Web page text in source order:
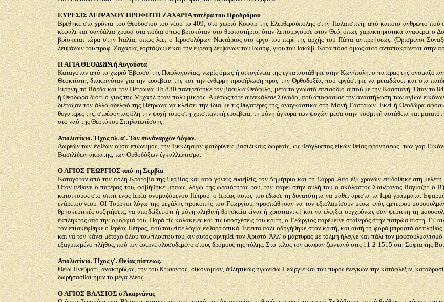
ΕΥΡΕΣΙΣ ΛΕΙΨΑΝΟΥ ΠΡΟΦΗΤΗ ΖΑΧΑΡΙΑ πατέρα του Προδρόμου
Βρέθηκε στα χρόνια του Θεοδοσίου του νέου το 409, στο χωριό Κοφάρ της Ελευθερούπολης στην Παλαιστίνη, από κάποιο άνθρωπο
κεφάλι και σανδάλια χρυσά στα πόδια όπως βρισκόταν στο θυσιαστήριο, όταν λειτουργούσε στον Θεό, όπως χαρακτηριστικά αναφέρει ο
βρίσκεται τώρα στην Ιταλία, όπως λέει ο Ιεροσολύμων Νεκτάριος στο έργο του περί της αρχής του Πάπα αντιρρήσεως. (Όρισμένοι
λειψάνων του προφ. Ζαχαρία, εορτάζουμε και την εύρεση λειψάνων του Ιωσήφ, γιου του Ιακώβ. Κατά πόσο όμως αυτό ανταποκρίνεται στην
Η ΑΓΙΑ ΘΕΟΔΩΡΑ ή Αυγούστα
Καταγόταν από το χωριό Έβεσσα της Παφλαγονίας, νωρίς όμως ή οικογένεια της εγκαταστάθηκε στην Κων/πολη. ο πατέρας της
Θεοκτίστη, διακρινόταν για την ευσέβεια της και την ένθερμη προσήλωση προς την Όρθοδοξία, πού εργάστηκε να μεταδώσει και στα
Ειρήνη, το Βάρδα και τον Πέτρωνα. Το 830 παντρεύτηκε τον βασιλιά Θεόφιλο, μετά το γνωστό επεισόδιο αυτού με την Κασσιανή. Όταν το
ή Θεοδώρα διότι ο γιος της Μιχαήλ ήταν πολύ μικρός. Αμέσως τότε συνεκάλεσε Σύνοδο, πού αποφάσισε την αναστήλωση των αγίων
διέταξαν τον άλλο αδελφό της Πέτρωνα να κλείσει την ίδια με τις θυγατέρες της, αναγκαστικά στη Μονή Γαστρίων. Εκεί ή Θεοδώρα
θυγατέρες της, στρέφοντας όλη την ψυχή τους στη χριστιανική ευσέβεια, τη μόνη άγκυρα των ψυχών μέσα στην κοσμική αστάθεια και
στο ναό της Θεοτόκου Σπηλαιωτίσσης.
Απολυτίκιο. Ήχος πλ. α'. Τον συνάναρχον Λόγον.
Δωρεών των ένθέων ούσα επώνυμος, την Έκκλησίαν φαιδρύνεις βασιλικαις δωρεαίς, ως θεόγλυπτος είκών θείας φρονήσεως· των γαρ
Βασιλίδων άκρατης, των Ορθοδόξων έγκαλλώπισμα.
Ο ΑΓΙΟΣ ΓΕΩΡΓΙΟΣ από τη Σερβία
Καταγόταν από την πόλη Κράτοβα της Σερβίας και από γονείς ευσεβείς, τον Δημήτριο και τη Σάρρα. Από έξι χρονών επιδόθηκε στη
Όταν πέθανε ο πατέρας του, φοβήθηκε μήπως, λόγω της ωραιότητας του, τον πάρει στην αυλή του ο ακόλαστος Σουλτάνος Βαγιαζήτ ο
κατοικούσε στο σπίτι ενός Ιερέα ονομαζόμενου Πέτρου. ο Ιερέας αυτός του έδωσε τη δυνατότητα να μάθει άριστα τα Ιερά γράμματα.
ενάρετου νέου. ΟΙ Τούρκοι λόγω της μεγάλης προκοπής του Γεωργίου, προσπάθησαν να τον εξισλαμίσουν μέσω ενός έμπειρου
θρησκευτικές συζητήσεις, να αποδείξει ότι ή μόνη αληθινή θρησκεία είναι ή χριστιανική και να ελέγξει συγχρόνως σαν ψεύτικη τη
έκπληκτος από την ομορφιά του. Παρά τίς κολακείες και τις υποσχέσεις του κριτή, ο Γεώργιος παρέμεινε σταθερός στην πατρώα πίστη.
τον επισκέφθηκε ο Ιερέας Πέτρος, πού του είπε λόγια ενθαρρυντικά. Έπειτα πάλι οδηγήθηκε στον κριτή, και αυτή τη φορά μπροστά σε
και να τον κάνει μέτοχο όλου του πλούτου του, αν αυτός αρνηθεί τον Χριστό. Άλλ' ο μάρτυρας με τόλμη ήλεγξε και πάλι τον
εξαγριωμένο πλήθος, πού τον έσερνε αλυσοδεμένο στους δρόμους της πόλης. Στό τέλος τον έκαψαν ζωντανό στις 11-2-1515 στη Σόφια της
Απολυτίκιο. Ήχος γ'. Θείας πίστεως.
Θείω Πνεύματι, ανακηρύξας, την του Κτίσαντος, οίκονομίαν, άθλητικώς ήγωνίσω Γεώργιε και του πυρός ένεγκών την κατάφλεξιν,
δωρήσασθαι ήμίν το μέγα έλεος.
Ο ΑΓΙΟΣ ΒΛΑΣΙΟΣ ο Άκαρνάνας